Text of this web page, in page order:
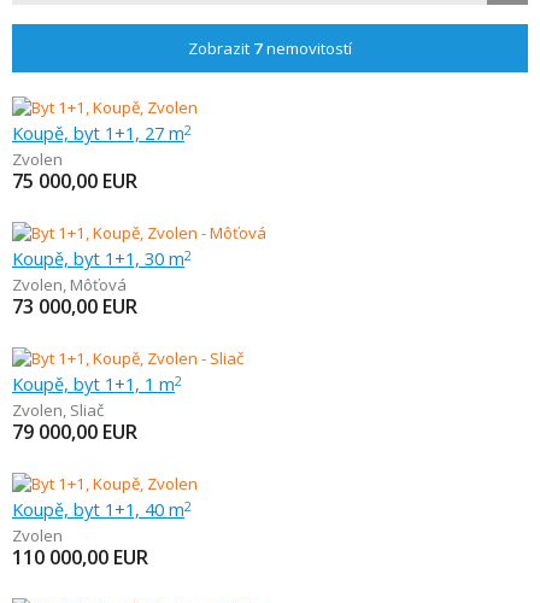
Zobrazit 7nemovitostí
Koupě, byt 1+1, 27 m2
Zvolen
75 000,00 EUR
Koupě, byt 1+1, 30 m2
Zvolen, Môťová
73 000,00 EUR
Koupě, byt 1+1, 1 m2
Zvolen, Sliač
79 000,00 EUR
Koupě, byt 1+1, 40 m2
Zvolen
110 000,00 EUR